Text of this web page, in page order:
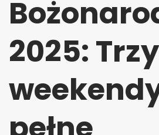
2025: Trzy